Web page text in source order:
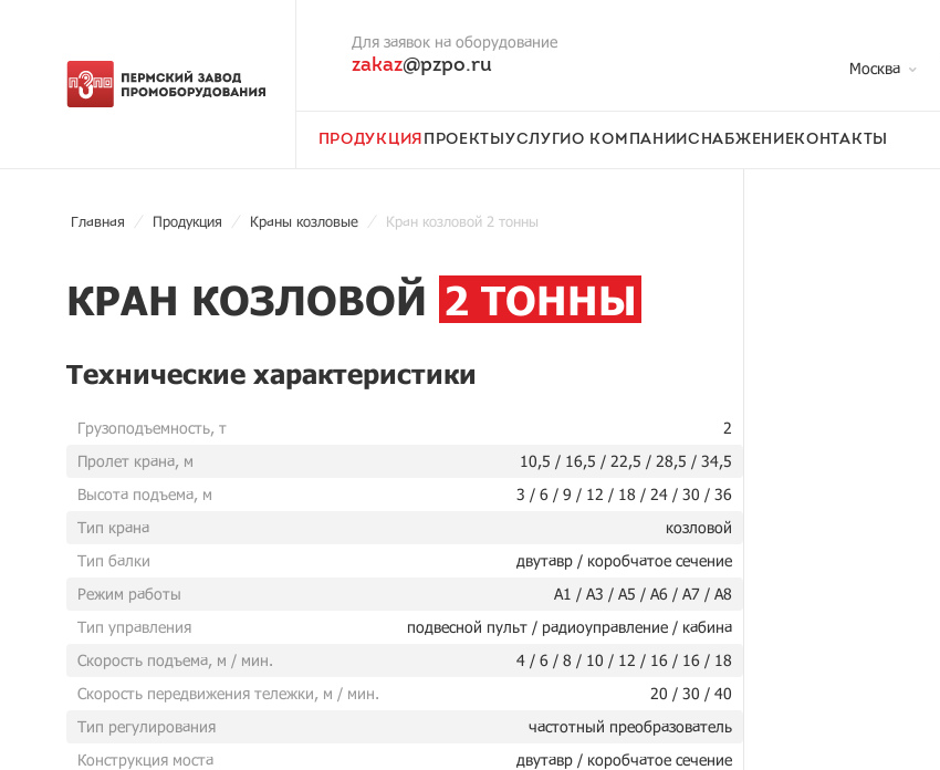
Для заявок на оборудование
zakaz@pzpo.ru Москва
ПРОДУКЦИЯ ПРОЕКТЫ УСЛУГИО КОМПАНИИСНАБЖЕНИЕКОНТАКТЫ
Главная Продукция Краны козловые Кран козловой 2 тонны
КРАН КОЗЛОВОЙ 2 ТОННЫ
Технические характеристики
Грузоподъемность, т
2
Пролет крана, м
10,5 / 16,5 / 22,5 / 28,5 / 34,5
Высота подъема, м
3 / 6 / 9 / 12 / 18 / 24 / 30 / 36
Тип крана
козловой
Тип балки
двутавр / коробчатое сечение
Режим работы
А1 / А3 / А5 / А6 / А7 / А8
Тип управления
подвесной пульт / радиоуправление / кабина
Скорость подъема, м / мин.
4 / 6 / 8 / 10 / 12 / 16 / 16 / 18
Скорость передвижения тележки, м / мин.
20 / 30 / 40
Тип регулирования
частотный преобразователь
Конструкция моста
двутавр / коробчатое сечение